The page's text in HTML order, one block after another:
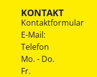
KONTAKT
Kontaktformular
E-Mail:
Telefon
Mo. - Do.
Fr.